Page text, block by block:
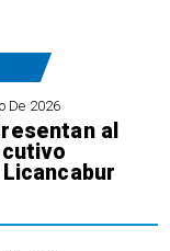
De 2026
al